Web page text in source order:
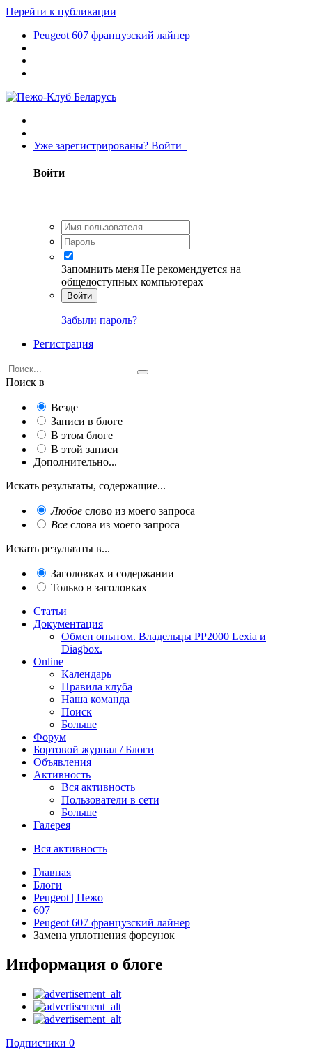
Перейти к публикации
Peugeot 607 французский лайнер
Уже зарегистрированы? Войти
Войти
Запомнить меня Не рекомендуется на
общедоступных компьютерах
Войти
Забыли пароль?
Регистрация
Поиск в
Везде
Записи в блоге
В этом блоге
В этой записи
Дополнительно...
Искать результаты, содержащие...
Любое слово из моего запроса
Все слова из моего запроса
Искать результаты в...
Заголовках и содержании
Только в заголовках
Статьи
Документация
Обмен опытом. Владельцы PP2000 Lexia и
Diagbox.
Online
Календарь
Правила клуба
Наша команда
Поиск
Больше
Форум
Бортовой журнал / Блоги
Объявления
Активность
Вся активность
Пользователи в сети
Больше
Галерея
Вся активность
Главная
Блоги
Peugeot | Пежо
607
Peugeot 607 французский лайнер
Замена уплотнения форсунок
Информация о блоге
Подписчики 0